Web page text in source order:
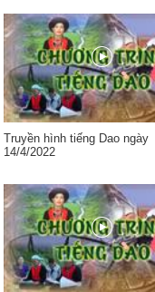
Truyền hình tiếng Dao ngày
14/4/2022